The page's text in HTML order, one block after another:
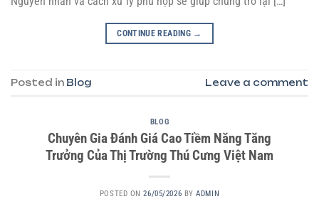
CONTINUE READING →
Posted in Blog Leave a comment
BLOG
Chuyên Gia Đánh Giá Cao Tiềm Năng Tăng
Trưởng Của Thị Trường Thú Cưng Việt Nam
POSTED ON26/05/2026 BYADMIN